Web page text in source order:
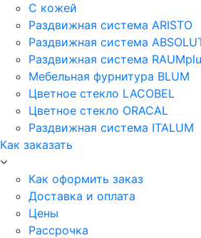
С кожей
Раздвижная система ARISTO
Раздвижная система
Раздвижная система
Мебельная фурнитура BLUM
Цветное стекло LACOBEL
Цветное стекло ORACAL
Раздвижная система ITALUM
Как заказать
Как оформить заказ
Доставка и оплата
Цены
Рассрочка